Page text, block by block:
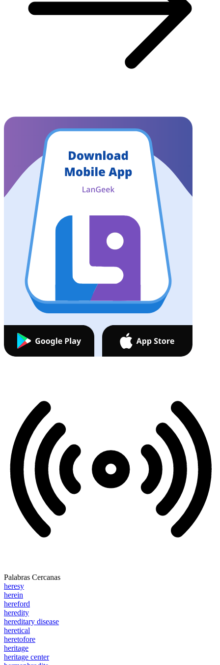
Palabras Cercanas
heresy
herein
hereford
heredity
hereditary disease
heretical
heretofore
heritage
heritage center